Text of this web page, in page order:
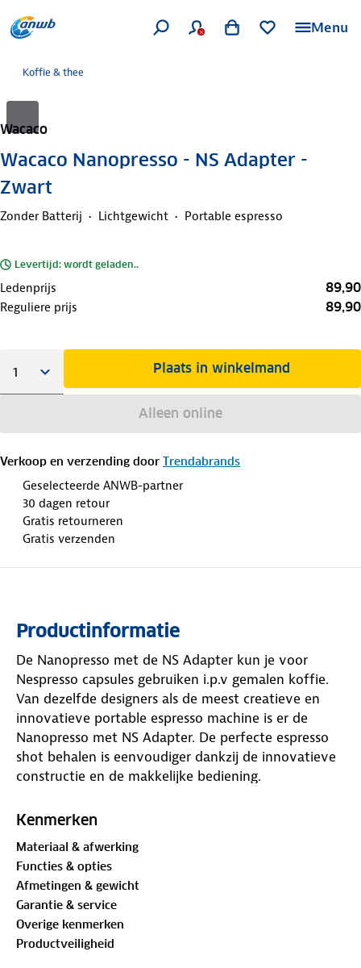
Menu
Koffie & thee
Wacaco
Wacaco Nanopresso - NS Adapter -
Zwart
Zonder Batterij Lichtgewicht Portable espresso
Levertijd: wordt geladen..
Ledenprijs 89,90
Reguliere prijs 89,90
Plaats in winkelmand
Alleen online
Verkoop en verzending door Trendabrands
Geselecteerde ANWB-partner
30 dagen retour
Gratis retourneren
Gratis verzenden
Productinformatie
De Nanopresso met de NS Adapter kun je voor
Nespresso capsules gebruiken i.p.v gemalen koffie.
Van dezelfde designers als de meest creatieve en
innovatieve portable espresso machine is er de
Nanopresso met NS Adapter. De perfecte espresso
shot behalen is eenvoudiger dankzij de innovatieve
constructie en de makkelijke bediening.
maken met het mooiste en zachtste crema laagje.
zowel gemalen koffie en Nespresso capsules. Het
enige wat je nodig hebt is kokend water en koffie,
dit kan gemalen koffie zijn of een Nespresso© Cup.
Kenmerken
Materiaal & afwerking
Functies & opties
Afmetingen & gewicht
Garantie & service
Overige kenmerken
Productveiligheid